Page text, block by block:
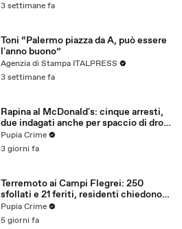
3 settimane fa
Toni “Palermo piazza da A, può essere
l'anno buono”
Agenzia di Stampa ITALPRESS
3 settimane fa
Rapina al McDonald's: cinque arresti,
due indagati anche per spaccio di droga
(03.08.26)
Pupia Crime
3 giorni fa
Terremoto ai Campi Flegrei: 250
sfollati e 21 feriti, residenti chiedono
certezze sul futuro (01.08.26)
Pupia Crime
5 giorni fa